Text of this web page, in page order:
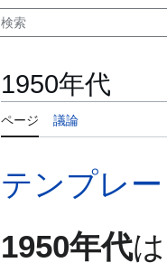
1950年代
ページ 議論
テンプレ
1950年代